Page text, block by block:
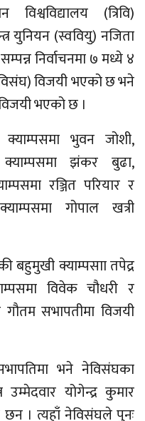
(त्रिवि)
युनियन (स्ववियु) नजिता
निर्वाचनमा ७ मध्ये ४
विजयी भएको छ भने
भएको छ ।
भुवन जोशी,
झंकर बुढा,
रञ्जित परियार र
गोपाल खत्री
बहुमुखी क्याम्पसाा तपेद्र
विवेक चौधरी र
सभापतीमा विजयी
भने नेविसंघका
उम्मेदवार योगेन्द्र कुमार
। त्यहाँ नेविसंघले पुनः